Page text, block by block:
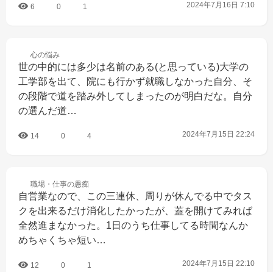
6 0 1 2024年7月16日 7:10
心の悩み
世の中的には多少は名前のある(と思っている)大学の
工学部を出て、院にも行かず就職しなかった自分、そ
の段階で道を踏み外してしまったのが明白だな。自分
の選んだ道…
14 0 4 2024年7月15日 22:24
職場・仕事の愚痴
自営業なので、この三連休、周りが休んでる中でタス
クを出来るだけ消化したかったが、蓋を開けてみれば
全然進まなかった。1日のうち仕事してる時間なんか
めちゃくちゃ短い…
12 0 1 2024年7月15日 22:10